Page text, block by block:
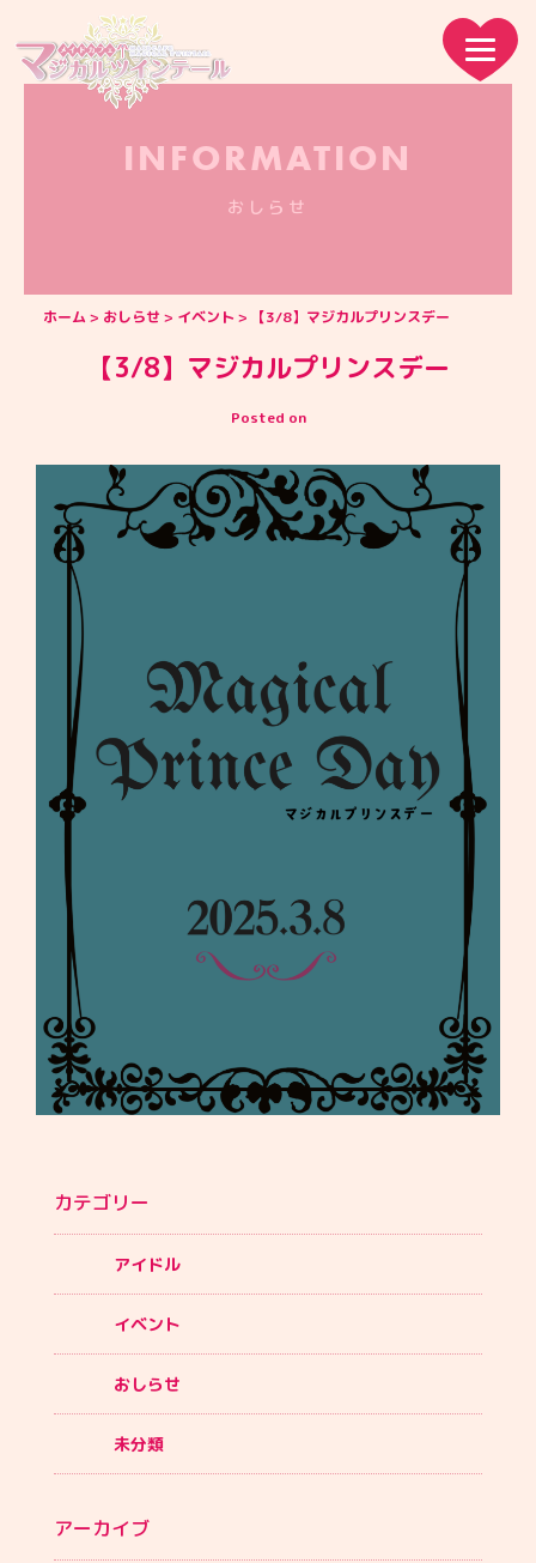
INFORMATION
おしらせ
ホーム おしらせ イベント 【3/8】マジカルプリンスデー
【3/8】マジカルプリンスデー
Posted on
カテゴリー
アイドル
イベント
おしらせ
未分類
アーカイブ